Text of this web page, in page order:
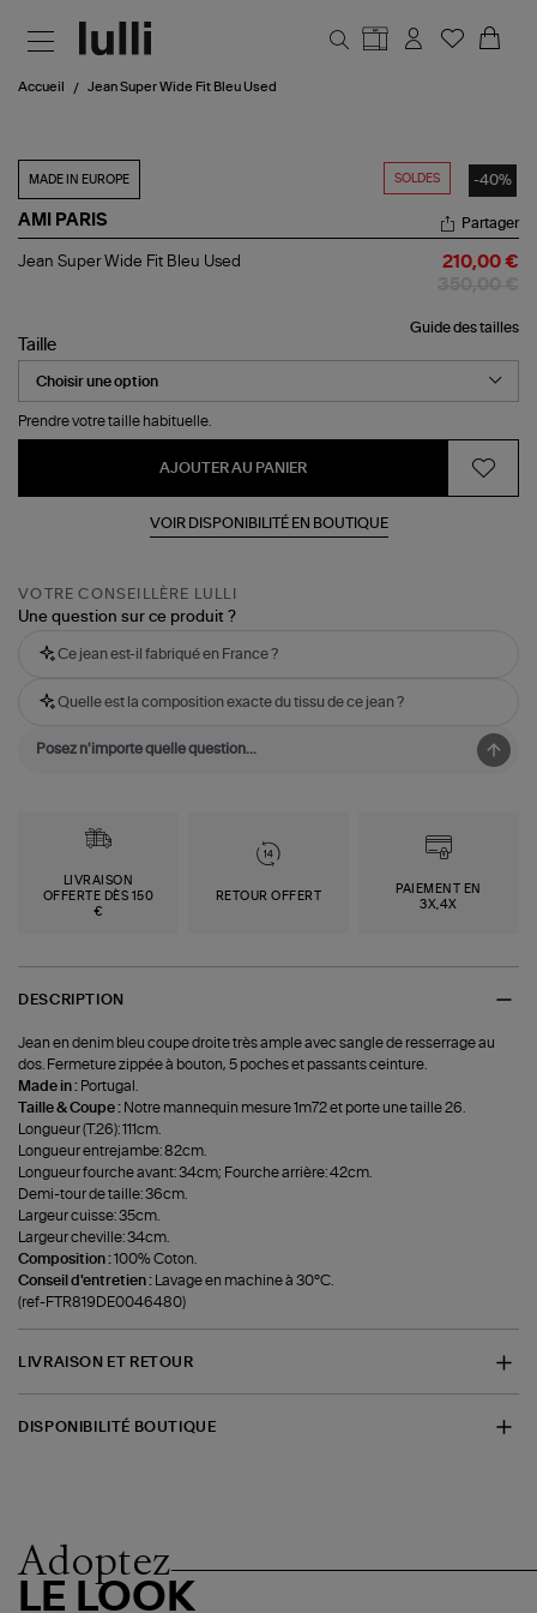
Accueil Jean Super Wide Fit Bleu Used
SOLDES -40%
MADE IN EUROPE
AMI PARIS
Jean
Bleu
Used
Partager
Jean Super Wide Fit Bleu Used 210,00 €
Guide des tailles
Taille
Prendre votre taille habituelle.
AJOUTER AU PANIER
VOIR DISPONIBILITÉ EN BOUTIQUE
VOTRE CONSEILLÈRE LULLI
Une question sur ce produit ?
Ce jean est-il fabriqué en France ?
Quelle est la composition exacte du tissu de ce jean ?
LIVRAISON
OFFERTE DÈS 150
€
RETOUR OFFERT
PAIEMENT EN
3X,4X
DESCRIPTION
Jean en denim bleu coupe droite très ample avec sangle de resserrage au
dos. Fermeture zippée à bouton, 5 poches et passants ceinture.
Made in : Portugal.
Taille & Coupe : Notre mannequin mesure 1m72 et porte une taille 26.
Longueur (T.26): 111cm.
Longueur entrejambe: 82cm.
Longueur fourche avant: 34cm; Fourche arrière: 42cm.
Demi-tour de taille: 36cm.
Largeur cuisse: 35cm.
Largeur cheville: 34cm.
Composition :100% Coton.
Conseil d'entretien : Lavage en machine à 30°C.
(ref-FTR819DE0046480)
LIVRAISON ET RETOUR
DISPONIBILITÉ BOUTIQUE
Adoptez
LE LOOK